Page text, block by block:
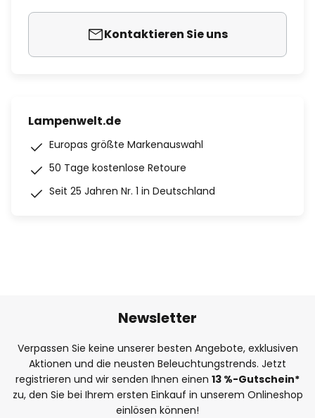
Kontaktieren Sie uns
Lampenwelt.de
Europas größte Markenauswahl
50 Tage kostenlose Retoure
Seit 25 Jahren Nr. 1 in Deutschland
Newsletter
Verpassen Sie keine unserer besten Angebote, exklusiven
Aktionen und die neusten Beleuchtungstrends. Jetzt
registrieren und wir senden Ihnen einen 13 %-Gutschein*
zu, den Sie bei Ihrem ersten Einkauf in unserem Onlineshop
einlösen können!